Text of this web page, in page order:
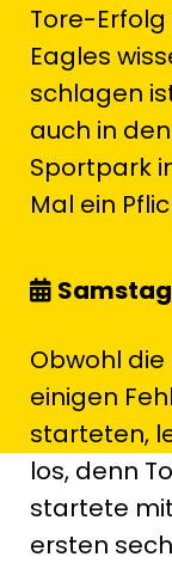
Tore-
Eagles
schlagen
auch in
Sportpark
Mal ein
Obwohl
einigen
starteten,
los, denn
startete
ersten